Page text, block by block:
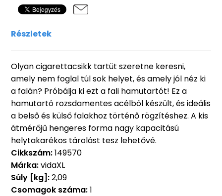
Részletek
Olyan cigarettacsikk tartüt szeretne keresni,
amely nem foglal túl sok helyet, és amely jól néz ki
a falán? Próbálja ki ezt a fali hamutartót! Ez a
hamutartó rozsdamentes acélból készült, és ideális
a belső és külső falakhoz történő rögzítéshez. A kis
átmérőjű hengeres forma nagy kapacitású
helytakarékos tárolást tesz lehetővé.
Cikkszám:149570
Márka:vidaXL
Súly [kg]:2,09
Csomagok száma:1